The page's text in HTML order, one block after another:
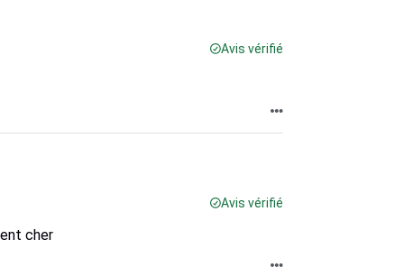
Avis vérifié
Avis vérifié
cher